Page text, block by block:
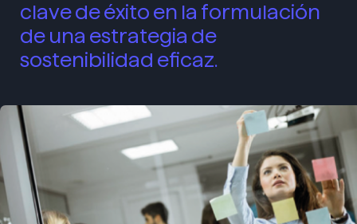
clave de éxito en la formulación
de una estrategia de
sostenibilidad eficaz.